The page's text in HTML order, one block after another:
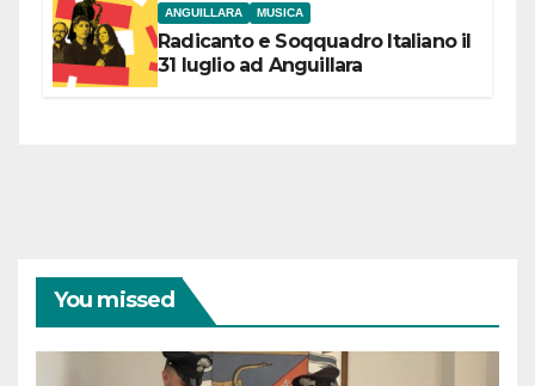
ANGUILLARA MUSICA
Radicanto e Soqquadro Italiano il
31 luglio ad Anguillara
You missed